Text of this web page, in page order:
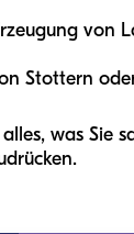
von
Stottern
was Sie